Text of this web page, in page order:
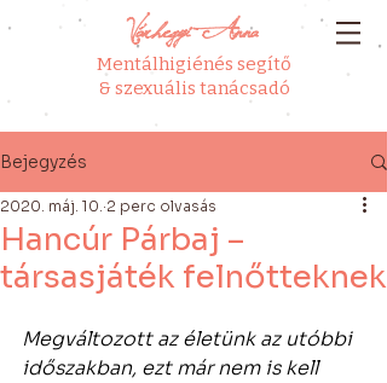
Várhegyi Anna
Mentálhigiénés segítő
& szexuális tanácsadó
Bejegyzés
Hancúr Párbaj –
társasjáték felnőtteknek
2020. máj. 10. 2 perc olvasás
Megváltozott az életünk az utóbbi
időszakban, ezt már nem is kell